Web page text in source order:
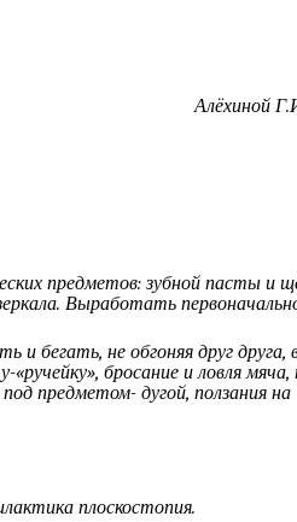
Алёхиной
предметов: зубной пасты и
Выработать
и бегать, не обгоняя друг друга,
«ручейку», бросание и ловля
предметом- дугой, ползания на
плоскостопия.